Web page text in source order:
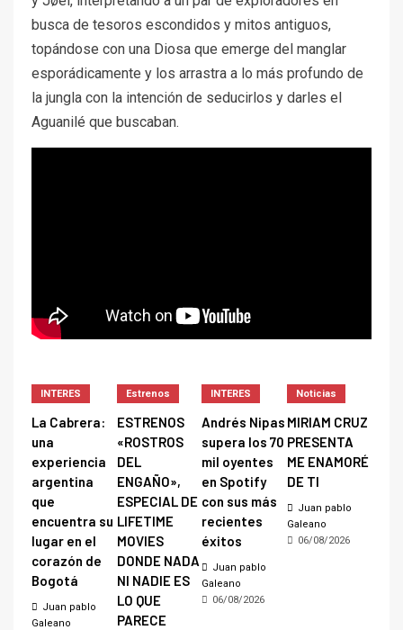
busca de tesoros escondidos y mitos antiguos,
topándose con una Diosa que emerge del manglar
esporádicamente y los arrastra a lo más profundo de
la jungla con la intención de seducirlos y darles el
Aguanilé que buscaban.
INTERES
La Cabrera:
una
experiencia
argentina
que
encuentra su
lugar en el
corazón de
Bogotá
Juan pablo
Galeano
Estrenos
ESTRENOS
«ROSTROS
DEL
ENGAÑO»,
ESPECIAL DE
LIFETIME
MOVIES
DONDE NADA
NI NADIE ES
LO QUE
PARECE
INTERES
Andrés Nipas
supera los 70
mil oyentes
en Spotify
con sus más
recientes
éxitos
Juan pablo
Galeano
06/08/2026
Noticias
MIRIAM CRUZ
PRESENTA
ME ENAMORÉ
DE TI
Juan pablo
Galeano
06/08/2026